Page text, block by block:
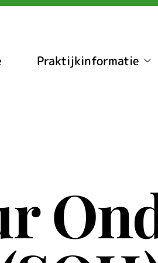
Praktijkinformatie